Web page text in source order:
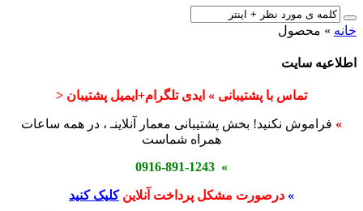
خانه » محصول
اطلاعیه سایت
تماس با پشتیبانی » ایدی تلگرام+ایمیل پشتیبان <
» فراموش نکنید! بخش پشتیبانی معمار آنلاینـ ، در همه ساعات
همراه شماست
» 0916-891-1243
» درصورت مشکل پرداخت آنلاینکلیک کنید